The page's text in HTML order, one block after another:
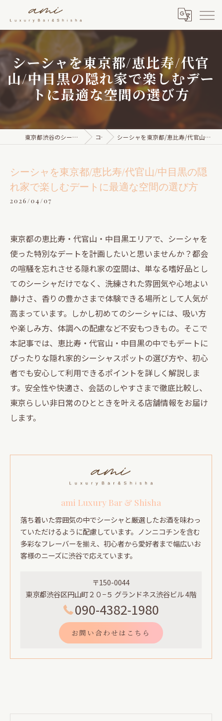
シーシャを東京都/恵比寿/代官
山/中目黒の隠れ家で楽しむデー
トに最適な空間の選び方
東京都渋谷のシーシャならami Luxury Bar & Shisha コラム シーシャを東京都/恵比寿/代官山/中目黒の隠れ家で楽しむデートに最適な空間の選び方
シーシャを東京都/恵比寿/代官山/中目黒の隠
れ家で楽しむデートに最適な空間の選び方
2026/04/07
東京都の恵比寿・代官山・中目黒エリアで、シーシャを
使った特別なデートを計画したいと思いませんか？都会
の喧騒を忘れさせる隠れ家の空間は、単なる嗜好品とし
てのシーシャだけでなく、洗練された雰囲気や心地よい
静けさ、香りの豊かさまで体験できる場所として人気が
高まっています。しかし初めてのシーシャには、吸い方
や楽しみ方、体調への配慮など不安もつきもの。そこで
本記事では、恵比寿・代官山・中目黒の中でもデートに
ぴったりな隠れ家的シーシャスポットの選び方や、初心
者でも安心して利用できるポイントを詳しく解説しま
す。安全性や快適さ、会話のしやすさまで徹底比較し、
東京らしい非日常のひとときを叶える店舗情報をお届け
します。
ami Luxury Bar & Shisha
落ち着いた雰囲気の中でシーシャと厳選したお酒を味わっ
ていただけるように配慮しています。ノンニコチンを含む
多彩なフレーバーを揃え、初心者から愛好者まで幅広いお
客様のニーズに渋谷で応えています。
〒150-0044
東京都渋谷区円山町２０−５ グランドネス渋谷ビル 4階
090-4382-1980
お問い合わせはこちら